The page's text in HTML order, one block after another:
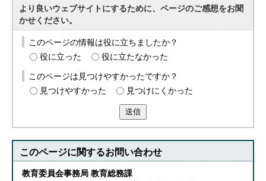
より良いウェブサイトにするために、ページのご感想をお聞
かせください。
このページの情報は役に立ちましたか？
役に立った
役に立たなかった
このページは見つけやすかったですか？
見つけやすかった
見つけにくかった
送信
このページに関するお問い合わせ
教育委員会事務局 教育総務課